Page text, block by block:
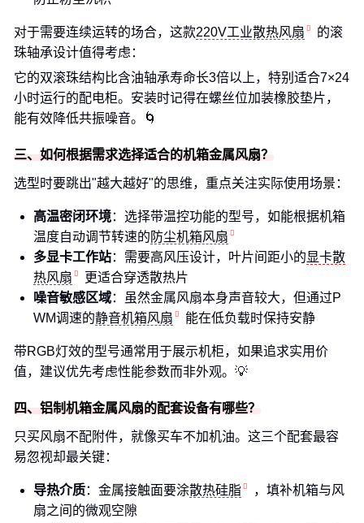
对于需要连续运转的场合，这款220V工业散热风扇
的滚
珠轴承设计值得考虑：
它的双滚珠结构比含油轴承寿命长3倍以上，特别适合7×24
小时运行的配电柜。安装时记得在螺丝位加装橡胶垫片，
能有效降低共振噪音。🌀
三、如何根据需求选择适合的机箱金属风扇？
选型时要跳出"越大越好"的思维，重点关注实际使用场景：
高温密闭环境：选择带温控功能的型号，如能根据机箱
温度自动调节转速的 防尘机箱风扇
多显卡工作站：需要高风压设计，叶片间距小的显卡散
热风扇
更适合穿透散热片
噪音敏感区域：虽然金属风扇本身声音较大，但通过P
WM调速的静音机箱风扇 能在低负载时保持安静
带RGB灯效的型号通常用于展示机柜，如果追求实用价
值，建议优先考虑性能参数而非外观。💡
四、铝制机箱金属风扇的配套设备有哪些？
只买风扇不配附件，就像买车不加机油。这三个配套最容
易忽视却最关键：
导热介质：金属接触面要涂散热硅脂
，填补机箱与风
扇之间的微观空隙